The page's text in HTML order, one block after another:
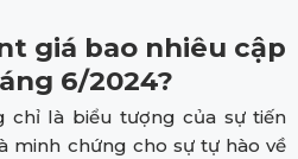
giá bao nhiêu cập
6/2024?
chỉ là biểu tượng của sự tiến
minh chứng cho sự tự hào về